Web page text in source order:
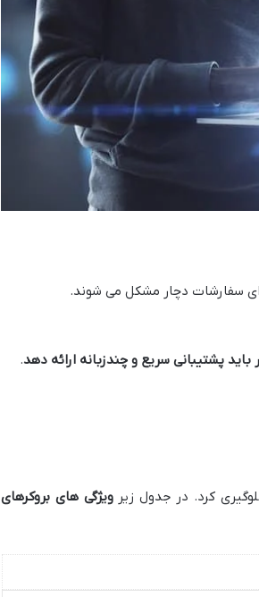
سفارشات دچار مشکل می شوند.
باید پشتیبانی سریع و چندزبانه ارائه دهد.
کرد. در جدول زیرویژگی های بروکرهای